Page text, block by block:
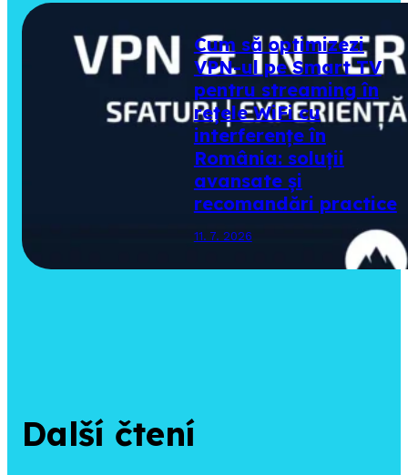
Cum să optimizezi
VPN-ul pe Smart TV
pentru streaming în
rețele WiFi cu
interferențe în
România: soluții
avansate și
recomandări practice
11. 7. 2026
Další čtení